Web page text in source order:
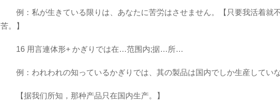
例：私が生きている限りは、あなたに苦労はさせません。【只要我活着就
苦。】
16 用言連体形+ かぎりでは在…范围内;据…所…
例：われわれの知っているかぎりでは、其の製品は国内でしか生産していな
【据我们所知，那种产品只在国内生产。】